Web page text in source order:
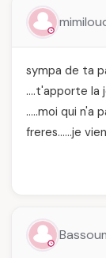
sympa de ta
….t'apporte la
…..moi qui n'a
freres……je